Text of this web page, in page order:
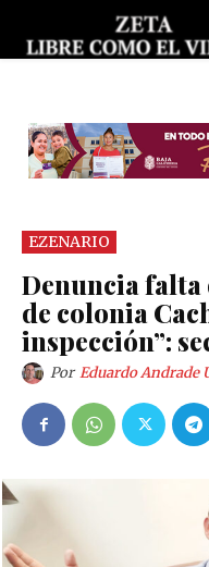
EZENARIO
Denuncia falta
de colonia
inspección”:
Por Eduardo Andrade